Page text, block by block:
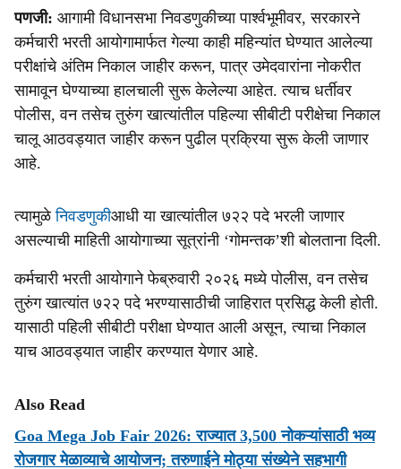
a
r
e
पणजी: आगामी विधानसभा निवडणुकीच्‍या पार्श्वभूमीवर, सरकारने
कर्मचारी भरती आयोगामार्फत गेल्‍या काही महिन्‍यांत घेण्‍यात आलेल्‍या
परीक्षांचे अंतिम निकाल जाहीर करून, पात्र उमेदवारांना नोकरीत
सामावून घेण्‍याच्‍या हालचाली सुरू केलेल्‍या आहेत. त्‍याच धर्तीवर
पोलीस, वन तसेच तुरुंग खात्‍यांतील पहिल्‍या सीबीटी परीक्षेचा निकाल
चालू आठवड्यात जाहीर करून पुढील प्रक्रिया सुरू केली जाणार
आहे.
त्‍यामुळेनिवडणुकीआधी या खात्‍यांतील ७२२ पदे भरली जाणार
असल्‍याची माहिती आयोगाच्‍या सूत्रांनी ‘गोमन्‍तक’शी बोलताना दिली.
कर्मचारी भरती आयोगाने फेब्रुवारी २०२६ मध्‍ये पोलीस, वन तसेच
तुरुंग खात्‍यांत ७२२ पदे भरण्‍यासाठीची जाहिरात प्रसिद्ध केली होती.
यासाठी पहिली सीबीटी परीक्षा घेण्‍यात आली असून, त्‍याचा निकाल
याच आठवड्यात जाहीर करण्‍यात येणार आहे.
Also Read
Goa Mega Job Fair 2026: राज्यात 3,500 नोकऱ्यांसाठी भव्य
रोजगार मेळाव्याचे आयोजन; तरुणाईने मोठ्या संख्येने सहभागी